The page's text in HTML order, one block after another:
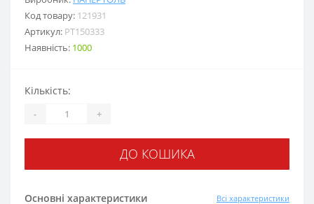
Код товару: 121931
Артикул: РТ150333
Наявність: 1000
Основні характеристики Всі характеристики
Кількість:
- +
ДО КОШИКА